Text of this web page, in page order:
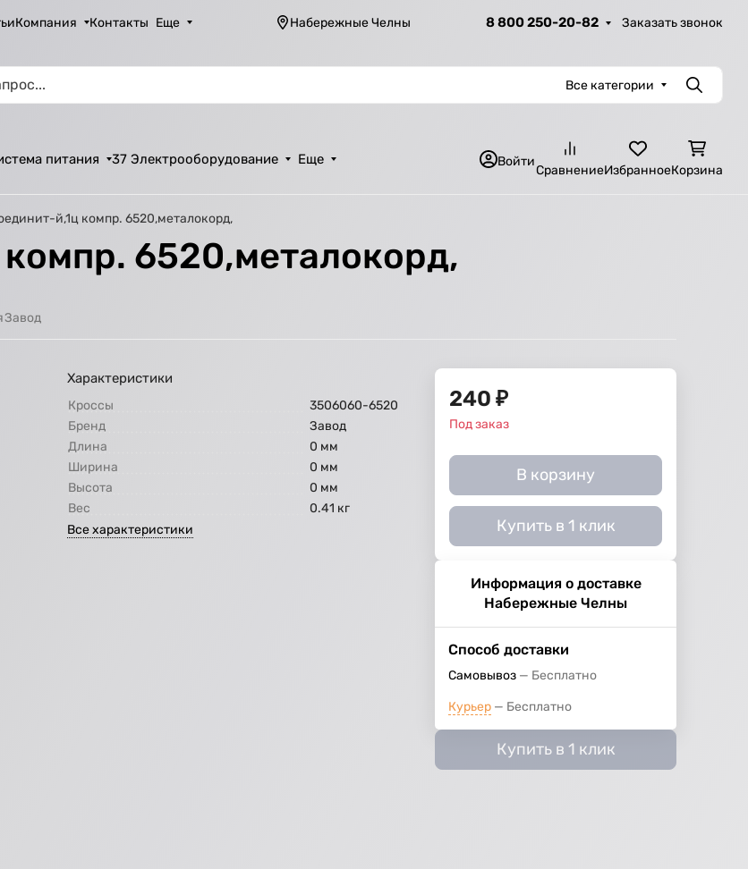
Компания Контакты Еще Набережные Челны 8 800 250-20-82 Заказать звонок
Все категории Поиск
питания 37 Электрооборудование Еще Войти
СравнениеИзбранноеКорзина
й,1ц компр. 6520,металокорд,
6520,металокорд,
Завод
Характеристики
Кроссы
3506060-6520
Бренд
Завод
Длина
0 мм
Ширина
0 мм
Высота
0 мм
Вес
0.41 кг
Все характеристики
240 ₽
Под заказ
В корзину
Купить в 1 клик
Информация о доставке
Набережные Челны
Способ доставки
Самовывоз Бесплатно
Курьер Бесплатно
Купить в 1 клик